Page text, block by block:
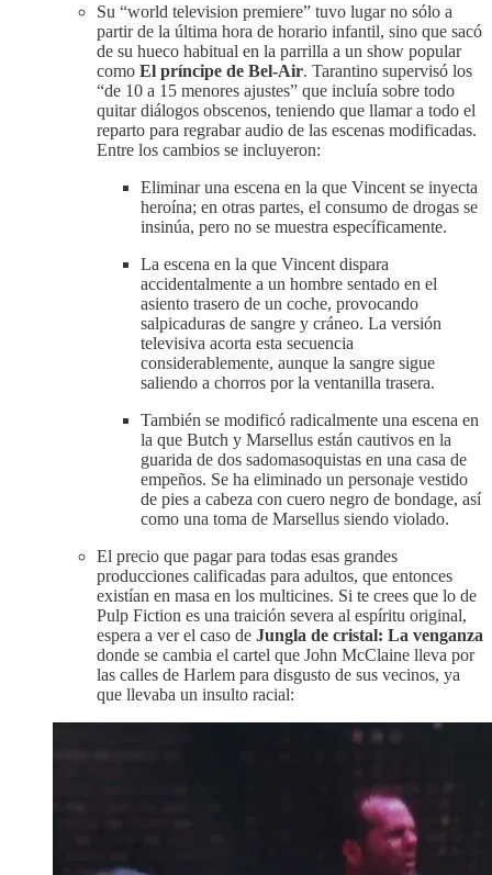
Su “world television premiere” tuvo lugar no sólo a
partir de la última hora de horario infantil, sino que sacó
de su hueco habitual en la parrilla a un show popular
como El príncipe de Bel-Air. Tarantino supervisó los
“de 10 a 15 menores ajustes” que incluía sobre todo
quitar diálogos obscenos, teniendo que llamar a todo el
reparto para regrabar audio de las escenas modificadas.
Entre los cambios se incluyeron:
Eliminar una escena en la que Vincent se inyecta
heroína; en otras partes, el consumo de drogas se
insinúa, pero no se muestra específicamente.
La escena en la que Vincent dispara
accidentalmente a un hombre sentado en el
asiento trasero de un coche, provocando
salpicaduras de sangre y cráneo. La versión
televisiva acorta esta secuencia
considerablemente, aunque la sangre sigue
saliendo a chorros por la ventanilla trasera.
También se modificó radicalmente una escena en
la que Butch y Marsellus están cautivos en la
guarida de dos sadomasoquistas en una casa de
empeños. Se ha eliminado un personaje vestido
de pies a cabeza con cuero negro de bondage, así
como una toma de Marsellus siendo violado.
El precio que pagar para todas esas grandes
producciones calificadas para adultos, que entonces
existían en masa en los multicines. Si te crees que lo de
Pulp Fiction es una traición severa al espíritu original,
espera a ver el caso de Jungla de cristal: La venganza
donde se cambia el cartel que John McClaine lleva por
las calles de Harlem para disgusto de sus vecinos, ya
que llevaba un insulto racial: